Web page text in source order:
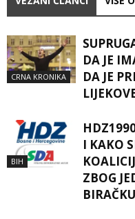
CRNA KRONIKA
DA JE
DA JE
BIH
I KAKO
ZBOG